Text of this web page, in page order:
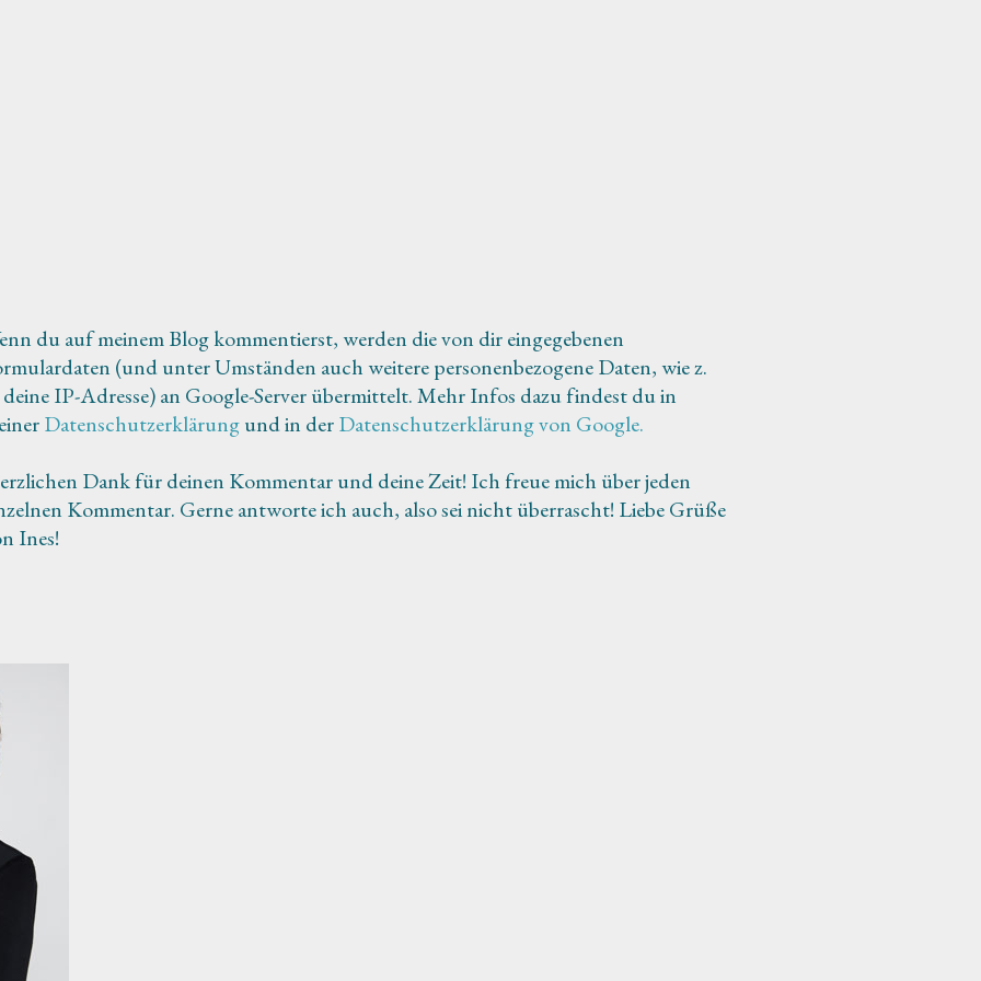
du auf meinem Blog kommentierst, werden die von dir eingegebenen
(und unter Umständen auch weitere personenbezogene Daten, wie z.
deine IP-Adresse) an Google-Server übermittelt. Mehr Infos dazu findest du in
Datenschutzerklärungund in derDatenschutzerklärung von Google.
Dank für deinen Kommentar und deine Zeit! Ich freue mich über jeden
Kommentar. Gerne antworte ich auch, also sei nicht überrascht! Liebe Grüße
Ines!